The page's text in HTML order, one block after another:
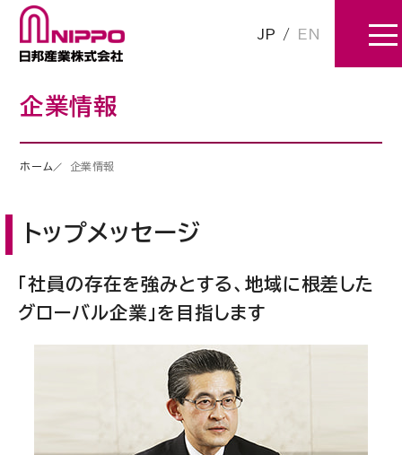
JP / EN
企業情報
ホーム 企業情報
トップメッセージ
「社員の存在を強みとする、地域に根差した
グローバル企業」を目指します